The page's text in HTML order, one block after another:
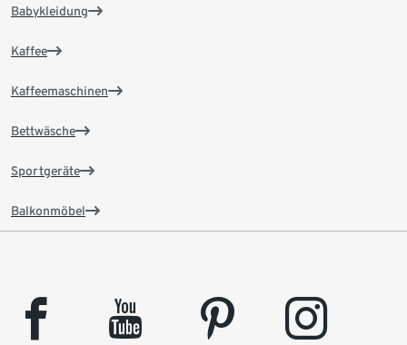
Babykleidung
Kaffee
Kaffeemaschinen
Bettwäsche
Sportgeräte
Balkonmöbel
facebook youtube pinterest instagram